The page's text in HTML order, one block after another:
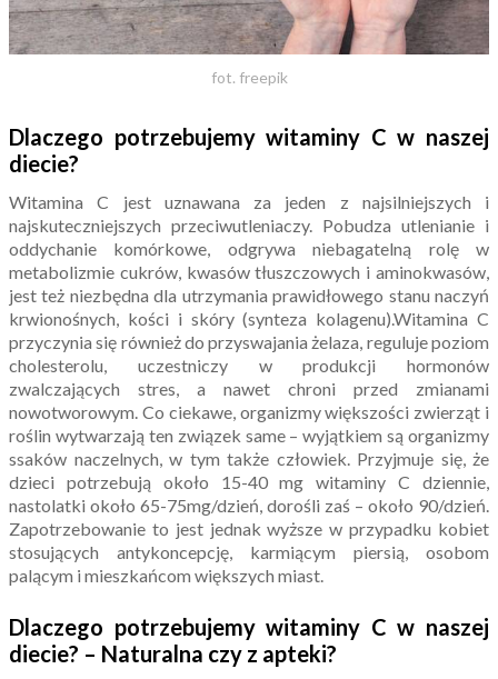
fot. freepik
Dlaczego potrzebujemy witaminy C w naszej
diecie?
Witamina C jest uznawana za jeden z najsilniejszych i
najskuteczniejszych przeciwutleniaczy. Pobudza utlenianie i
oddychanie komórkowe, odgrywa niebagatelną rolę w
metabolizmie cukrów, kwasów tłuszczowych i aminokwasów,
jest też niezbędna dla utrzymania prawidłowego stanu naczyń
krwionośnych, kości i skóry (synteza kolagenu).Witamina C
przyczynia się również do przyswajania żelaza, reguluje poziom
cholesterolu, uczestniczy w produkcji hormonów
zwalczających stres, a nawet chroni przed zmianami
nowotworowym. Co ciekawe, organizmy większości zwierząt i
roślin wytwarzają ten związek same – wyjątkiem są organizmy
ssaków naczelnych, w tym także człowiek. Przyjmuje się, że
dzieci potrzebują około 15-40 mg witaminy C dziennie,
nastolatki około 65-75mg/dzień, dorośli zaś – około 90/dzień.
Zapotrzebowanie to jest jednak wyższe w przypadku kobiet
stosujących antykoncepcję, karmiącym piersią, osobom
palącym i mieszkańcom większych miast.
Dlaczego potrzebujemy witaminy C w naszej
diecie? – Naturalna czy z apteki?